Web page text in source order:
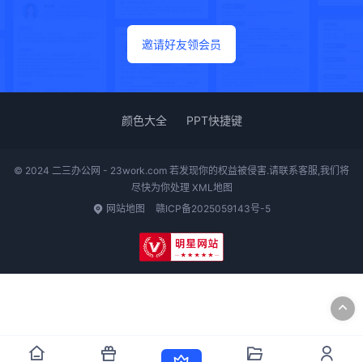
邀请好友领会员
颜色大全 PPT快捷键
© 2024 二三办公网 - 23work.com 若发现你的权益被侵害.请联系客服,我们将
尽快为你处理 XML地图
网站地图
赣ICP备2025059143号-5